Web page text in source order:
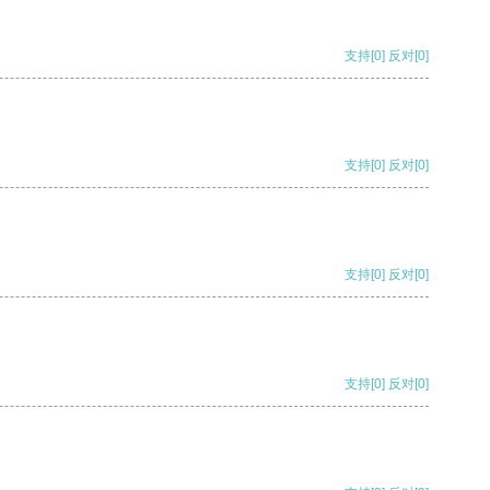
支持[0] 反对[0]
支持[0] 反对[0]
支持[0] 反对[0]
支持[0] 反对[0]